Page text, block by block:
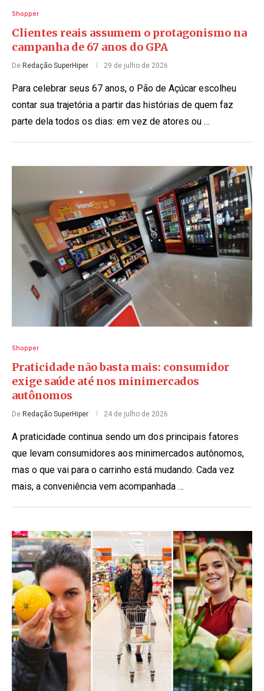
Shopper
Clientes reais assumem o protagonismo na
campanha de 67 anos do GPA
De Redação SuperHiper 29 de julho de 2026
Para celebrar seus 67 anos, o Pão de Açúcar escolheu
contar sua trajetória a partir das histórias de quem faz
parte dela todos os dias: em vez de atores ou …
Shopper
Praticidade não basta mais: consumidor
exige saúde até nos minimercados
autônomos
De Redação SuperHiper 24 de julho de 2026
A praticidade continua sendo um dos principais fatores
que levam consumidores aos minimercados autônomos,
mas o que vai para o carrinho está mudando. Cada vez
mais, a conveniência vem acompanhada …